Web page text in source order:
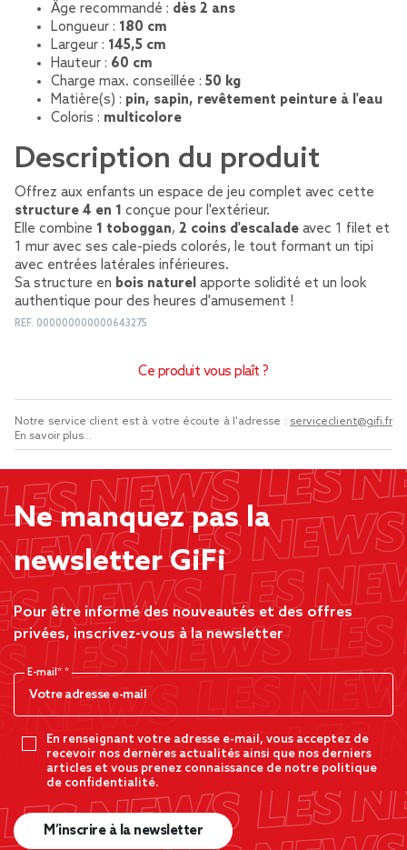
Âge recommandé : dès 2 ans
Longueur : 180 cm
Largeur : 145,5 cm
Hauteur : 60 cm
Charge max. conseillée : 50 kg
Matière(s) : pin, sapin, revêtement peinture à l'eau
Coloris : multicolore
Description du produit
Offrez aux enfants un espace de jeu complet avec cette
structure 4 en 1 conçue pour l'extérieur.
Elle combine 1 toboggan, 2 coins d'escalade avec 1 filet et
1 mur avec ses cale-pieds colorés, le tout formant un tipi
avec entrées latérales inférieures.
Sa structure en bois naturel apporte solidité et un look
authentique pour des heures d'amusement !
REF. 000000000000643275
Ce produit vous plaît ?
Notre service client est à votre écoute à l'adresse : serviceclient@gifi.fr
En savoir plus...
Ne manquez pas la
newsletter GiFi
Pour être informé des nouveautés et des offres
privées, inscrivez-vous à la newsletter
E-mail*
En renseignant votre adresse e-mail, vous acceptez de
recevoir nos dernères actualités ainsi que nos derniers
articles et vous prenez connaissance de notre politique
de confidentialité.
M’inscrire à la newsletter